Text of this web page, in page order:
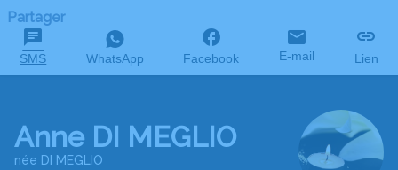
Partager
SMS WhatsApp Facebook E-mail Lien
Anne DI MEGLIO
née DI MEGLIO